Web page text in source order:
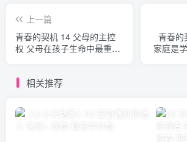
上一篇
青春的契机 14 父母的主控
权 父母在孩子生命中最重要
青春的
家庭是
相关推荐